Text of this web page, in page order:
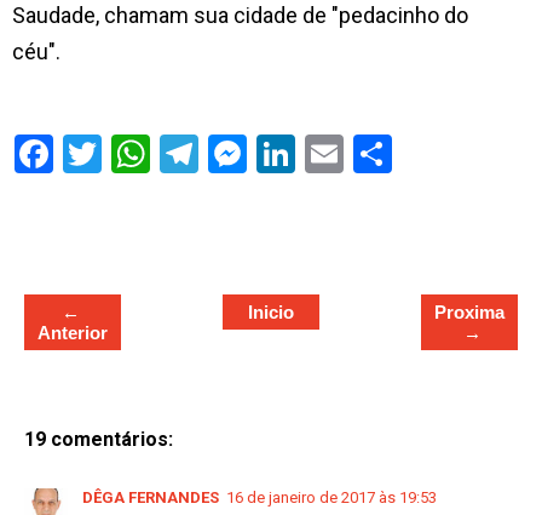
Saudade, chamam sua cidade de "pedacinho do
céu".
←
Anterior
Proxima
→
Inicio
19 comentários:
DÊGA FERNANDES 16 de janeiro de 2017 às 19:53